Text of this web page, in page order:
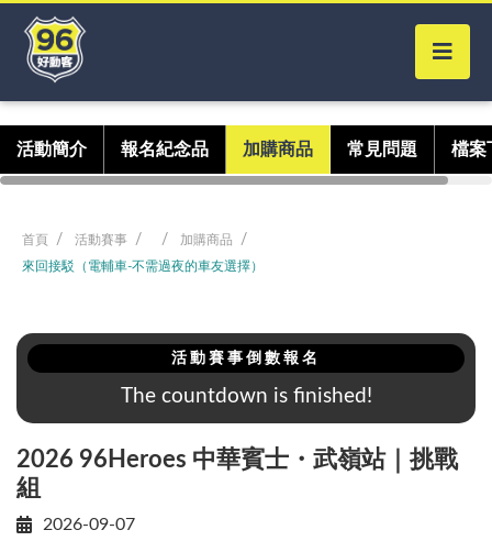
活動簡介 報名紀念品 加購商品 常見問題 檔案
首頁 活動賽事
加購商品
來回接駁（電輔車-不需過夜的車友選擇）
活動賽事倒數報名
The countdown is finished!
2026 96Heroes 中華賓士・武嶺站｜挑戰
組
2026-09-07